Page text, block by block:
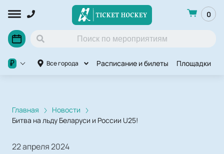
0
Все города Расписание и билеты Площадки
₽
Главная
Новости
Битва на льду Беларуси и России U25!
22 апреля 2024